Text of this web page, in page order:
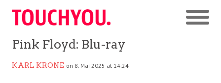
Pink Floyd: Blu-ray
KARL KRONE on 8. Mai 2025 at 14:24